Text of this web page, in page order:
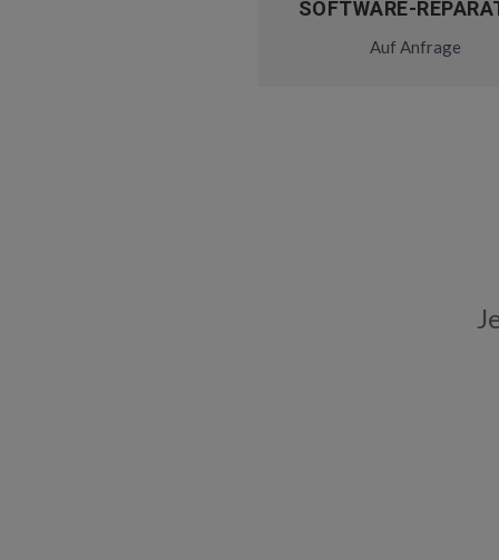
SOFTWARE-
Auf Anfrage